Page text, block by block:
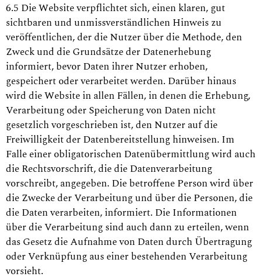
6.5 Die Website verpflichtet sich, einen klaren, gut
sichtbaren und unmissverständlichen Hinweis zu
veröffentlichen, der die Nutzer über die Methode, den
Zweck und die Grundsätze der Datenerhebung
informiert, bevor Daten ihrer Nutzer erhoben,
gespeichert oder verarbeitet werden. Darüber hinaus
wird die Website in allen Fällen, in denen die Erhebung,
Verarbeitung oder Speicherung von Daten nicht
gesetzlich vorgeschrieben ist, den Nutzer auf die
Freiwilligkeit der Datenbereitstellung hinweisen. Im
Falle einer obligatorischen Datenübermittlung wird auch
die Rechtsvorschrift, die die Datenverarbeitung
vorschreibt, angegeben. Die betroffene Person wird über
die Zwecke der Verarbeitung und über die Personen, die
die Daten verarbeiten, informiert. Die Informationen
über die Verarbeitung sind auch dann zu erteilen, wenn
das Gesetz die Aufnahme von Daten durch Übertragung
oder Verknüpfung aus einer bestehenden Verarbeitung
vorsieht.